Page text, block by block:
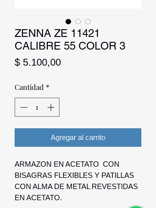
ZENNA ZE 11421
CALIBRE 55 COLOR 3
$ 5.100,00Precio
Cantidad *
Agregar al carrito
ARMAZON EN ACETATO CON
BISAGRAS FLEXIBLES Y PATILLAS
CON ALMA DE METAL REVESTIDAS
EN ACETATO.